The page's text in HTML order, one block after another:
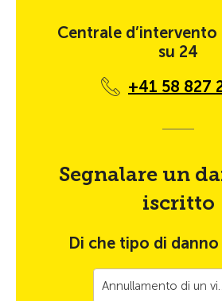
Centrale
su 24
+41 58 827
Segnalare un
iscritto
Di che tipo di